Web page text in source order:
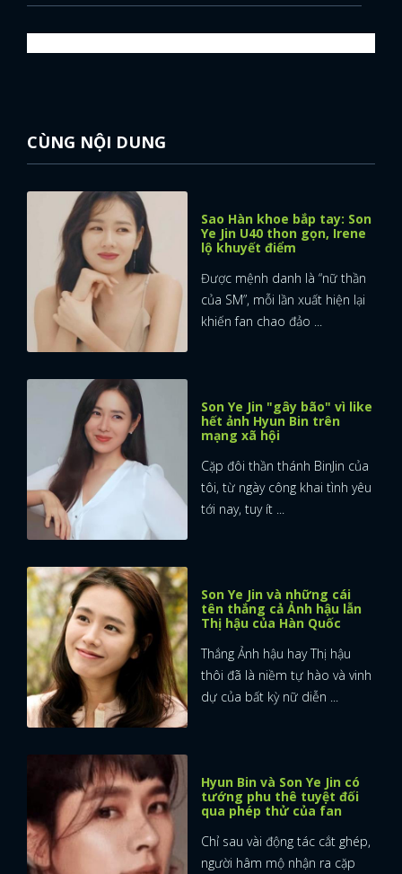
CÙNG NỘI DUNG
Sao Hàn khoe bắp tay: Son
Ye Jin U40 thon gọn, Irene
lộ khuyết điểm
Được mệnh danh là “nữ thần
của SM”, mỗi lần xuất hiện lại
khiến fan chao đảo ...
Son Ye Jin "gây bão" vì like
hết ảnh Hyun Bin trên
mạng xã hội
Cặp đôi thần thánh BinJin của
tôi, từ ngày công khai tình yêu
tới nay, tuy ít ...
Son Ye Jin và những cái
tên thắng cả Ảnh hậu lẫn
Thị hậu của Hàn Quốc
Thắng Ảnh hậu hay Thị hậu
thôi đã là niềm tự hào và vinh
dự của bất kỳ nữ diễn ...
Hyun Bin và Son Ye Jin có
tướng phu thê tuyệt đối
qua phép thử của fan
Chỉ sau vài động tác cắt ghép,
người hâm mộ nhận ra cặp